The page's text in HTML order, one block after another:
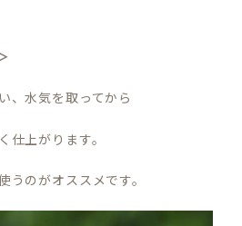
、水気を取ってから
仕上がります。
うのがオススメです。